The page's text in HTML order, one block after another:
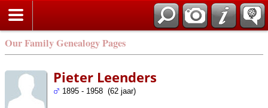
Our Family Genealogy Pages
Pieter Leenders
1895 - 1958 (62 jaar)